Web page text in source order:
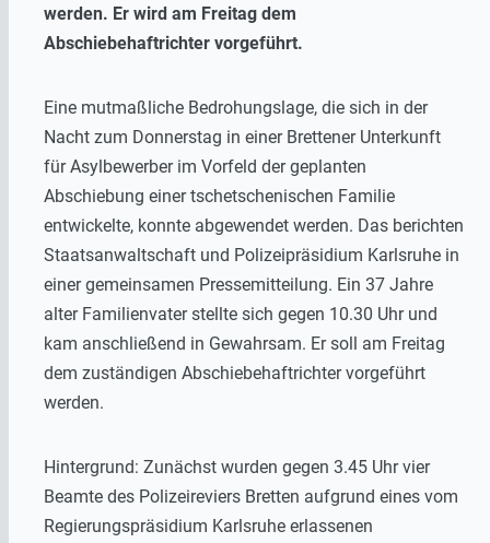
werden. Er wird am Freitag dem
Abschiebehaftrichter vorgeführt.
Eine mutmaßliche Bedrohungslage, die sich in der
Nacht zum Donnerstag in einer Brettener Unterkunft
für Asylbewerber im Vorfeld der geplanten
Abschiebung einer tschetschenischen Familie
entwickelte, konnte abgewendet werden. Das berichten
Staatsanwaltschaft und Polizeipräsidium Karlsruhe in
einer gemeinsamen Pressemitteilung. Ein 37 Jahre
alter Familienvater stellte sich gegen 10.30 Uhr und
kam anschließend in Gewahrsam. Er soll am Freitag
dem zuständigen Abschiebehaftrichter vorgeführt
werden.
Hintergrund: Zunächst wurden gegen 3.45 Uhr vier
Beamte des Polizeireviers Bretten aufgrund eines vom
Regierungspräsidium Karlsruhe erlassenen